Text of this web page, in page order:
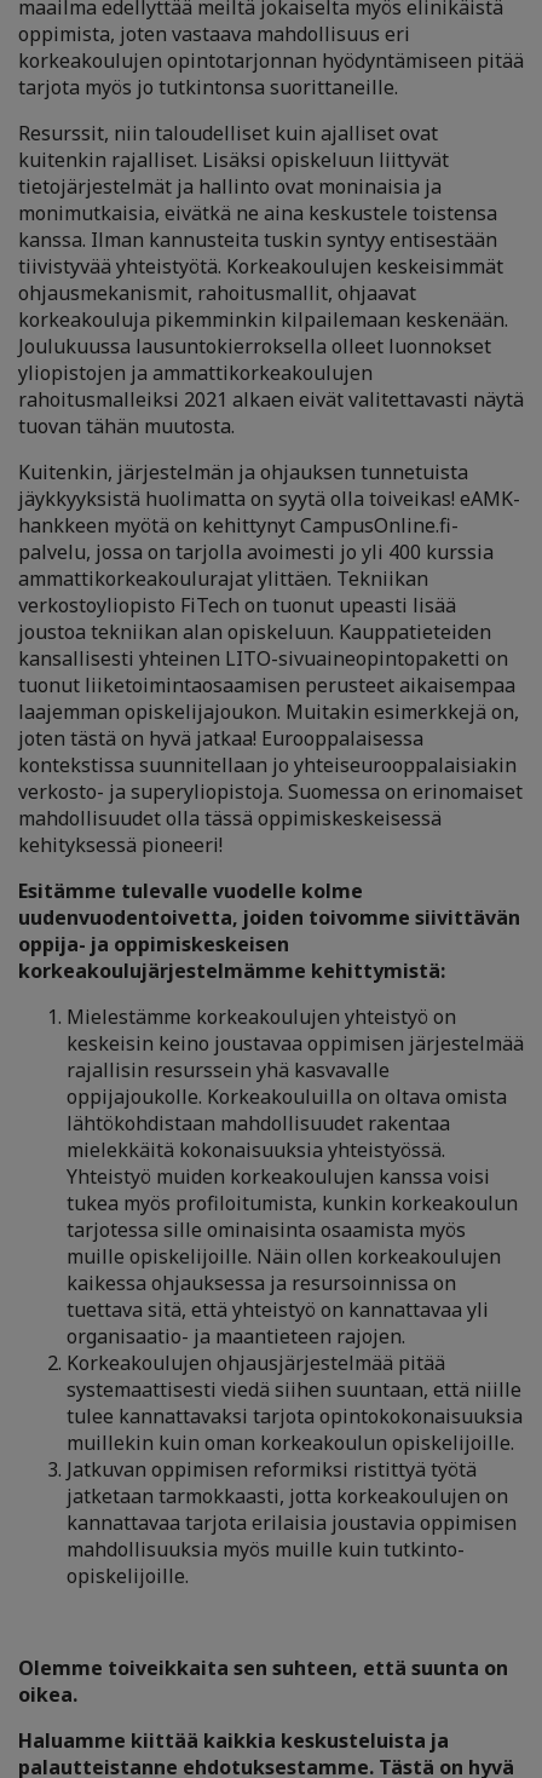
maailma edellyttää meiltä jokaiselta myös elinikäistä
oppimista, joten vastaava mahdollisuus eri
korkeakoulujen opintotarjonnan hyödyntämiseen pitää
tarjota myös jo tutkintonsa suorittaneille.
Resurssit, niin taloudelliset kuin ajalliset ovat
kuitenkin rajalliset. Lisäksi opiskeluun liittyvät
tietojärjestelmät ja hallinto ovat moninaisia ja
monimutkaisia, eivätkä ne aina keskustele toistensa
kanssa. Ilman kannusteita tuskin syntyy entisestään
tiivistyvää yhteistyötä. Korkeakoulujen keskeisimmät
ohjausmekanismit, rahoitusmallit, ohjaavat
korkeakouluja pikemminkin kilpailemaan keskenään.
Joulukuussa lausuntokierroksella olleet luonnokset
yliopistojen ja ammattikorkeakoulujen
rahoitusmalleiksi 2021 alkaen eivät valitettavasti näytä
tuovan tähän muutosta.
Kuitenkin, järjestelmän ja ohjauksen tunnetuista
jäykkyyksistä huolimatta on syytä olla toiveikas! eAMK-
hankkeen myötä on kehittynyt CampusOnline.fi-
palvelu, jossa on tarjolla avoimesti jo yli 400 kurssia
ammattikorkeakoulurajat ylittäen. Tekniikan
verkostoyliopisto FiTech on tuonut upeasti lisää
joustoa tekniikan alan opiskeluun. Kauppatieteiden
kansallisesti yhteinen LITO-sivuaineopintopaketti on
tuonut liiketoimintaosaamisen perusteet aikaisempaa
laajemman opiskelijajoukon. Muitakin esimerkkejä on,
joten tästä on hyvä jatkaa! Eurooppalaisessa
kontekstissa suunnitellaan jo yhteiseurooppalaisiakin
verkosto- ja superyliopistoja. Suomessa on erinomaiset
mahdollisuudet olla tässä oppimiskeskeisessä
kehityksessä pioneeri!
Esitämme tulevalle vuodelle kolme
uudenvuodentoivetta, joiden toivomme siivittävän
oppija- ja oppimiskeskeisen
korkeakoulujärjestelmämme kehittymistä:
Mielestämme korkeakoulujen yhteistyö on
keskeisin keino joustavaa oppimisen järjestelmää
rajallisin resurssein yhä kasvavalle
oppijajoukolle. Korkeakouluilla on oltava omista
lähtökohdistaan mahdollisuudet rakentaa
mielekkäitä kokonaisuuksia yhteistyössä.
Yhteistyö muiden korkeakoulujen kanssa voisi
tukea myös profiloitumista, kunkin korkeakoulun
tarjotessa sille ominaisinta osaamista myös
muille opiskelijoille. Näin ollen korkeakoulujen
kaikessa ohjauksessa ja resursoinnissa on
tuettava sitä, että yhteistyö on kannattavaa yli
organisaatio- ja maantieteen rajojen.
Korkeakoulujen ohjausjärjestelmää pitää
systemaattisesti viedä siihen suuntaan, että niille
tulee kannattavaksi tarjota opintokokonaisuuksia
muillekin kuin oman korkeakoulun opiskelijoille.
Jatkuvan oppimisen reformiksi ristittyä työtä
jatketaan tarmokkaasti, jotta korkeakoulujen on
kannattavaa tarjota erilaisia joustavia oppimisen
mahdollisuuksia myös muille kuin tutkinto-
opiskelijoille.
Olemme toiveikkaita sen suhteen, että suunta on
oikea.
Haluamme kiittää kaikkia keskusteluista ja
palautteistanne ehdotuksestamme. Tästä on hyvä